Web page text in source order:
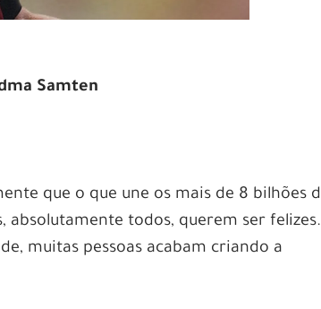
Samten
que o que une os mais de 8 bilhões
absolutamente todos, querem ser
muitas pessoas acabam criando a